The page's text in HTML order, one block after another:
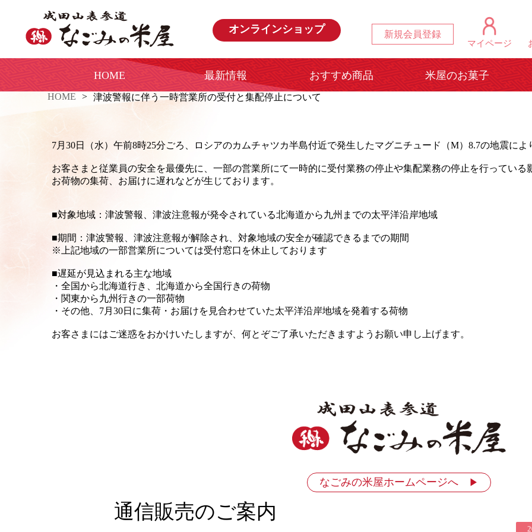
オンラインショップ
新規会員登録
マイページ
HOME 最新情報 おすすめ商品 米屋のお菓子
HOME 津波警報に伴う一時営業所の受付と集配停止について
7月30日（水）午前8時25分ごろ、ロシアのカムチャツカ半島付近で発生したマグニチュード（M）8.7の地震によ
お客さまと従業員の安全を最優先に、一部の営業所にて一時的に受付業務の停止や集配業務の停止を行ってい
お荷物の集荷、お届けに遅れなどが生じております。
■対象地域：津波警報、津波注意報が発令されている北海道から九州までの太平洋沿岸地域
■期間：津波警報、津波注意報が解除され、対象地域の安全が確認できるまでの期間
※上記地域の一部営業所については受付窓口を休止しております
■遅延が見込まれる主な地域
・全国から北海道行き、北海道から全国行きの荷物
・関東から九州行きの一部荷物
・その他、7月30日に集荷・お届けを見合わせていた太平洋沿岸地域を発着する荷物
お客さまにはご迷惑をおかけいたしますが、何とぞご了承いただきますようお願い申し上げます。
なごみの米屋ホームページへ ▶
通信販売のご案内